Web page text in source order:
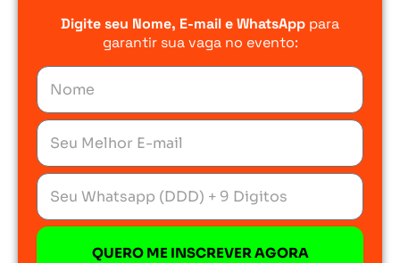
Digite seu Nome, E-mail e WhatsApp para
garantir sua vaga no evento:
QUERO ME INSCREVER AGORA